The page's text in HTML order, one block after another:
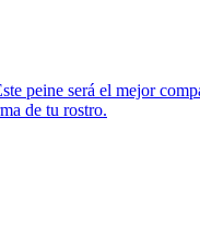
peine será el mejor
de tu rostro.